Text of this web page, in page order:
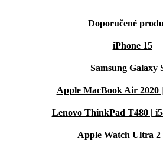
Doporučené
iPhone 15
Samsung Galaxy
Apple MacBook Air 2020
Lenovo ThinkPad T480 |
Apple Watch Ultra 2